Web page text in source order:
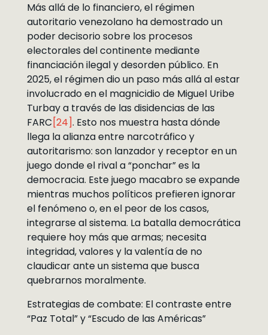
Más allá de lo financiero, el régimen
autoritario venezolano ha demostrado un
poder decisorio sobre los procesos
electorales del continente mediante
financiación ilegal y desorden público. En
2025, el régimen dio un paso más allá al estar
involucrado en el magnicidio de Miguel Uribe
Turbay a través de las disidencias de las
FARC [24]. Esto nos muestra hasta dónde
llega la alianza entre narcotráfico y
autoritarismo: son lanzador y receptor en un
juego donde el rival a “ponchar” es la
democracia. Este juego macabro se expande
mientras muchos políticos prefieren ignorar
el fenómeno o, en el peor de los casos,
integrarse al sistema. La batalla democrática
requiere hoy más que armas; necesita
integridad, valores y la valentía de no
claudicar ante un sistema que busca
quebrarnos moralmente.
Estrategias de combate: El contraste entre
“Paz Total” y “Escudo de las Américas”